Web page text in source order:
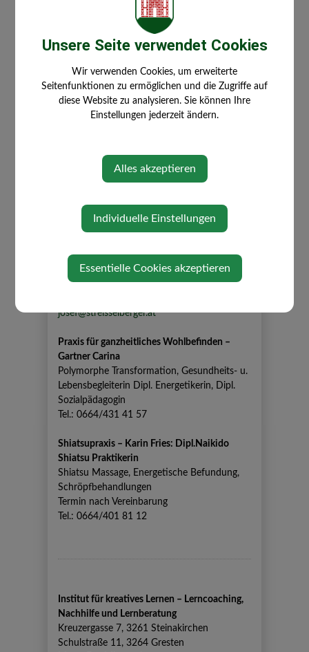
doris@heilmassage-eisserer.at
www.heilmassage-eisserer.at
Abrechnung mit Krankenkasse möglich
Schaufler DPGKS
Termin nach Vereinbarung
Tel.: 0676/621 95 40
Institut für Energetik – Ing. Josef
Rückführungen, Meditation, Mentalclearing,
Persönlichkeitsaufstellungen
Termin nach Vereinbarung
josef@streisselberger.at
Praxis für ganzheitliches Wohlbefinden –
Gartner Carina
Polymorphe Transformation, Gesundheits- u.
Lebensbegleiterin Dipl. Energetikerin, Dipl.
Sozialpädagogin
Tel.: 0664/431 41 57
Shiatsupraxis – Karin Fries: Dipl.Naikido
Shiatsu Praktikerin
Shiatsu Massage, Energetische Befundung,
Schröpfbehandlungen
Termin nach Vereinbarung
Tel.: 0664/401 81 12
Institut für kreatives Lernen – Lerncoaching,
Nachhilfe und Lernberatung
Kreuzergasse 7, 3261 Steinakirchen
Schulstraße 11, 3264 Gresten
Unsere Seite verwendet Cookies
Wir verwenden Cookies, um erweiterte
Seitenfunktionen zu ermöglichen und die Zugriffe auf
diese Website zu analysieren. Sie können Ihre
Einstellungen jederzeit ändern.
Alles akzeptieren
Individuelle Einstellungen
Essentielle Cookies akzeptieren